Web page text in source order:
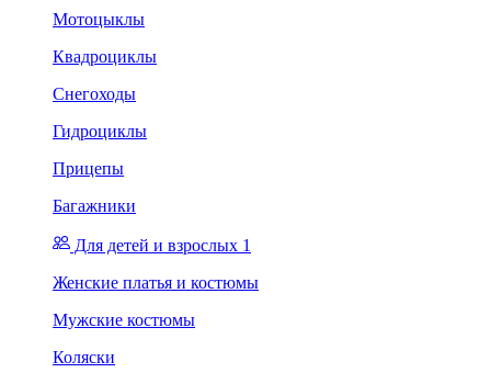
Мотоцыклы
Квадроциклы
Снегоходы
Гидроциклы
Прицепы
Багажники
Для детей и взрослых 1
Женские платья и костюмы
Мужские костюмы
Коляски